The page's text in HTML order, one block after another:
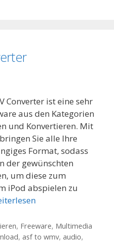
Converter ist eine sehr
aus den Kategorien
und Konvertieren. Mit
Sie alle Ihre
Format, sodass
der gewünschten
um diese zum
iPod abspielen zu
, Freeware, Multimedia
, asf to wmv, audio,